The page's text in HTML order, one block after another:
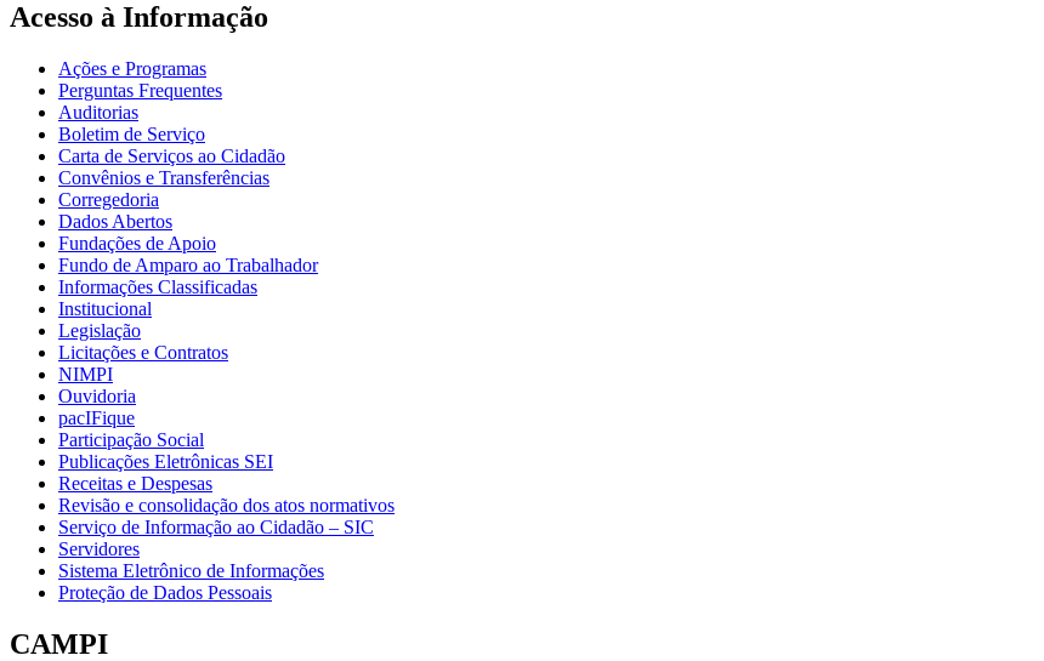
Acesso à Informação
Ações e Programas
Perguntas Frequentes
Auditorias
Boletim de Serviço
Carta de Serviços ao Cidadão
Convênios e Transferências
Corregedoria
Dados Abertos
Fundações de Apoio
Fundo de Amparo ao Trabalhador
Informações Classificadas
Institucional
Legislação
Licitações e Contratos
NIMPI
Ouvidoria
pacIFique
Participação Social
Publicações Eletrônicas SEI
Receitas e Despesas
Revisão e consolidação dos atos normativos
Serviço de Informação ao Cidadão – SIC
Servidores
Sistema Eletrônico de Informações
Proteção de Dados Pessoais
CAMPI